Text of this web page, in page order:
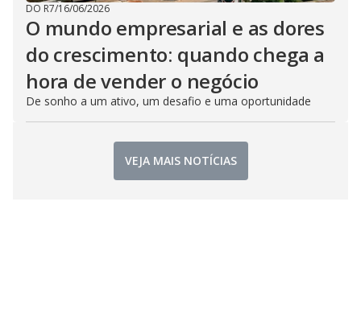
DO R7/16/06/2026
O mundo empresarial e as dores
do crescimento: quando chega a
hora de vender o negócio
De sonho a um ativo, um desafio e uma oportunidade
VEJA MAIS NOTÍCIAS